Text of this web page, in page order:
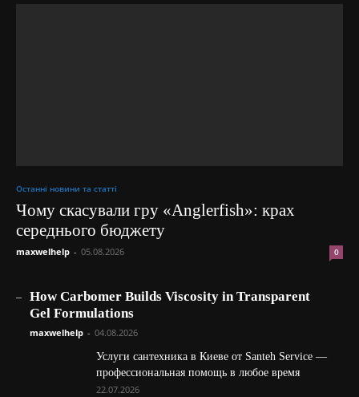
Останні новини та статті
Чому скасували гру «Anglerfish»: крах
середнього бюджету
maxwelhelp - 05.08.2026 0
How Carbomer Builds Viscosity in Transparent
Gel Formulations
maxwelhelp - 04.08.2026
Услуги сантехника в Киеве от Santeh Service —
профессиональная помощь в любое время
22.07.2026